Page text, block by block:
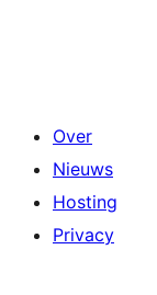
Over
Nieuws
Hosting
Privacy